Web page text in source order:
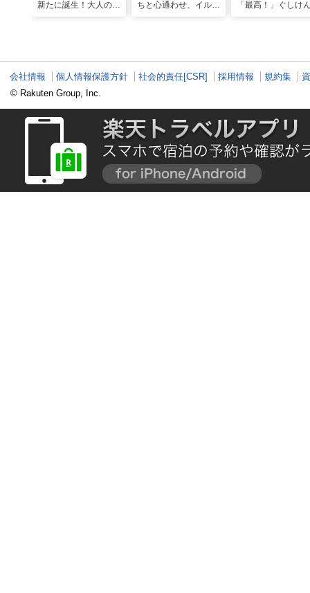
新たに誕生！大人の特
ちと心通わせ、イルカ
「最高！」ぐしけ
会社情報 個人情報保護方針 社会的責任[CSR] 採用情報 規約集
© Rakuten Group, Inc.